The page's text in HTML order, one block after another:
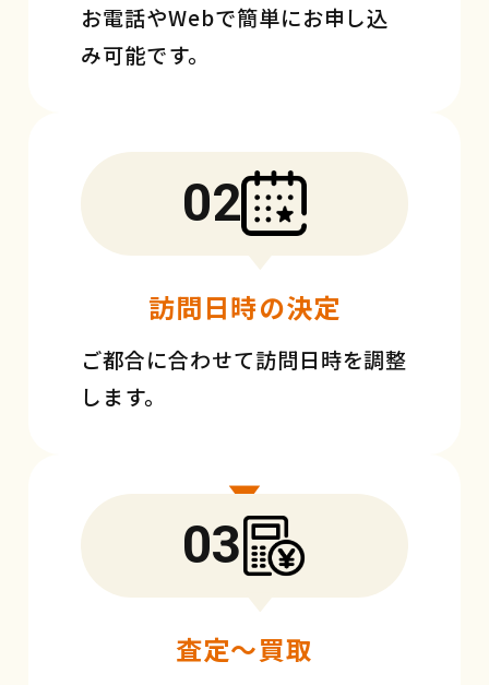
お電話やWebで簡単にお申し込
み可能です。
02
訪問日時の決定
ご都合に合わせて訪問日時を調整
します。
03
査定〜買取